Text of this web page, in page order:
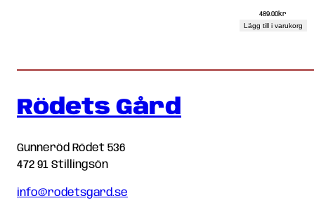
489.00kr
Lägg till i varukorg
Rödets Gård
Gunneröd Rödet 536
472 91 Stillingsön
info@rodetsgard.se